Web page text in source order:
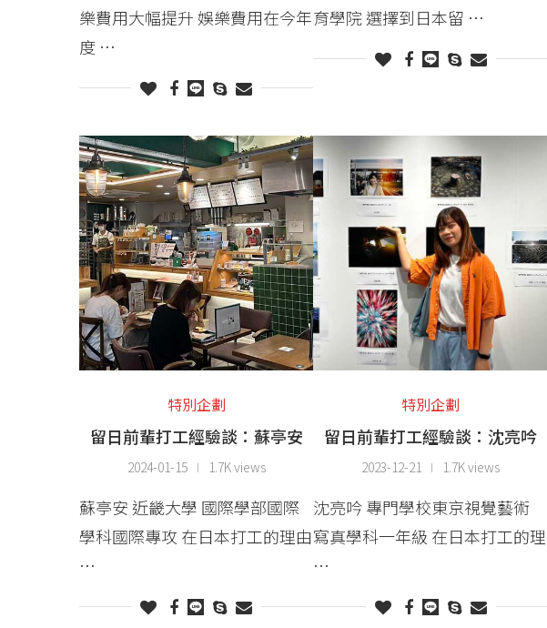
樂費用大幅提升 娛樂費用在今年
度 …
育學院 選擇到日本留 …
特別企劃
留日前輩打工經驗談：蘇亭安
2024-01-15 1.7K views
蘇亭安 近畿大學 國際學部國際
學科國際專攻 在日本打工的理由
…
特別企劃
留日前輩打工經驗談：沈亮吟
2023-12-21 1.7K views
沈亮吟 專門學校東京視覺藝術
寫真學科一年級 在日本打工的理
…